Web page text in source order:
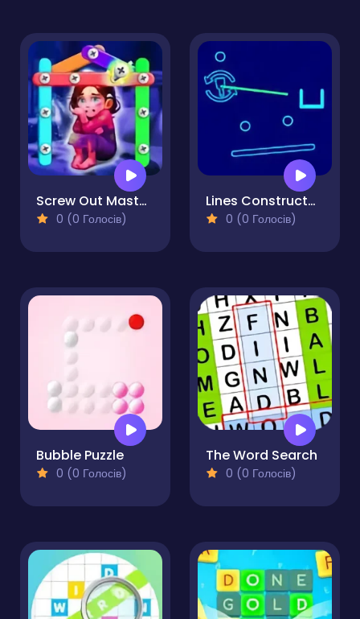
Screw Out Master - Story Puzzle
0 (0 Голосів)
Lines Constructor - Puzzle
0 (0 Голосів)
Bubble Puzzle
0 (0 Голосів)
The Word Search
0 (0 Голосів)